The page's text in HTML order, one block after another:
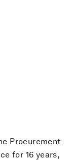
Procurement
for 16 years,